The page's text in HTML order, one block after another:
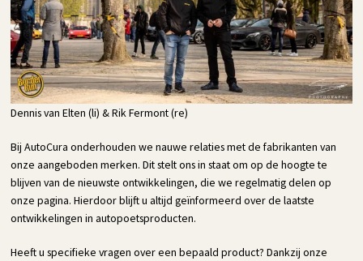
Dennis van Elten (li) & Rik Fermont (re)
Bij AutoCura onderhouden we nauwe relaties met de fabrikanten van
onze aangeboden merken. Dit stelt ons in staat om op de hoogte te
blijven van de nieuwste ontwikkelingen, die we regelmatig delen op
onze pagina. Hierdoor blijft u altijd geïnformeerd over de laatste
ontwikkelingen in autopoetsproducten.
Heeft u specifieke vragen over een bepaald product? Dankzij onze